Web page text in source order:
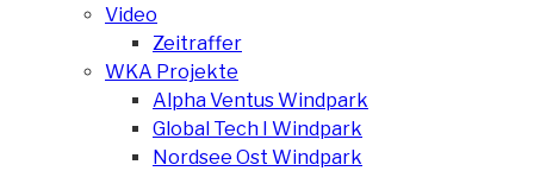
Video
Zeitraffer
WKA Projekte
Alpha Ventus Windpark
Global Tech I Windpark
Nordsee Ost Windpark